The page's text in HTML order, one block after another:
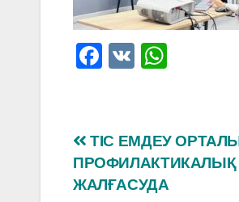
F
e
b
o
V
s
A
p
Навигация
по
ТІС ЕМДЕУ
ЖАЛҒАСУДА